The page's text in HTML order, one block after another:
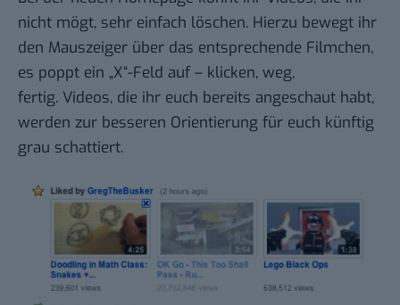
nicht mögt, sehr einfach löschen. Hierzu bewegt ihr
den Mauszeiger über das entsprechende Filmchen,
es poppt ein „X“-Feld auf – klicken, weg,
fertig. Videos, die ihr euch bereits angeschaut habt,
werden zur besseren Orientierung für euch künftig
grau schattiert.